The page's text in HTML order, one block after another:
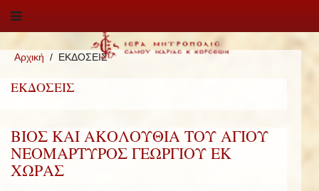
Αρχική ΕΚΔΟΣΕΙΣ
ΕΚΔΟΣΕΙΣ
ΒΙΟΣ ΚΑΙ ΑΚΟΛΟΥΘΙΑ ΤΟΥ ΑΓΙΟΥ
ΝΕΟΜΑΡΤΥΡΟΣ ΓΕΩΡΓΙΟΥ ΕΚ
ΧΩΡΑΣ